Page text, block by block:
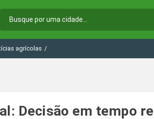
agrícolas /
Decisão em tempo